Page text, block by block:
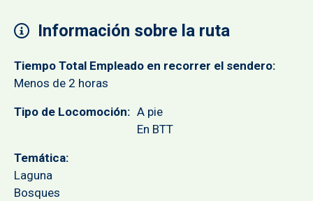
Información sobre la ruta
Tiempo Total Empleado en recorrer el sendero
Menos de 2 horas
Tipo de Locomoción
A pie
En BTT
Temática
Laguna
Bosques